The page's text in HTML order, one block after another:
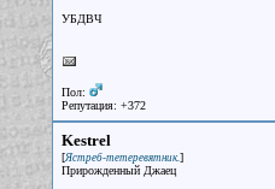
УБДВЧ
Пол:
Репутация: +372
Kestrel
[Ястреб-тетеревятник.]
Прирожденный Джаец